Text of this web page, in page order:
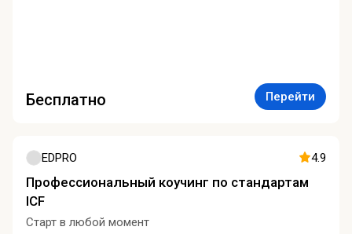
Бесплатно Перейти
EDPRO 4.9
Профессиональный коучинг по стандартам
ICF
Старт в любой момент